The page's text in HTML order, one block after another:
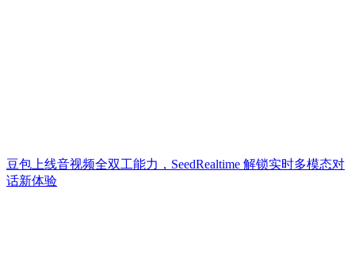
豆包上线音视频全双工能力，SeedRealtime 解锁实时多模态对
话新体验